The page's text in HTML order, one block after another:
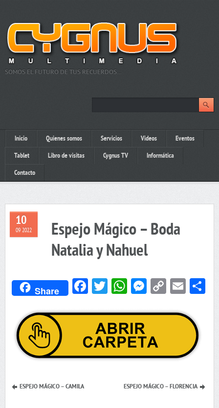
SOMOS EL FUTURO DE TUS RECUERDOS…
Inicio Quienes somos Servicios Videos Eventos
Tablet Libro de visitas Cygnus TV Informática
Contacto
10
09 2022
Espejo Mágico – Boda
Natalia y Nahuel
Share Facebook
Twitter
WhatsApp
Messenger
Copy
ESPEJO MÁGICO – CAMILA ESPEJO MÁGICO – FLORENCIA